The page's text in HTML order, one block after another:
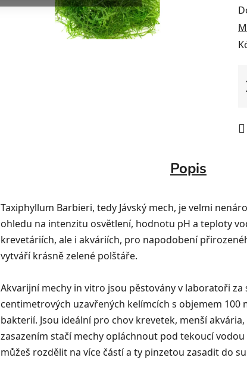
Popis
Taxiphyllum Barbieri, tedy Jávský mech, je velmi
ohledu na intenzitu osvětlení, hodnotu pH a teploty
krevetáriích, ale i akváriích, pro napodobení
vytváří krásně zelené polštáře.
Akvarijní mechy in vitro jsou pěstovány v laboratoři
centimetrových uzavřených kelímcích s objemem 100
bakterií. Jsou ideální pro chov krevetek, menší
zasazením stačí mechy opláchnout pod tekoucí
můžeš rozdělit na více částí a ty pinzetou zasadit do